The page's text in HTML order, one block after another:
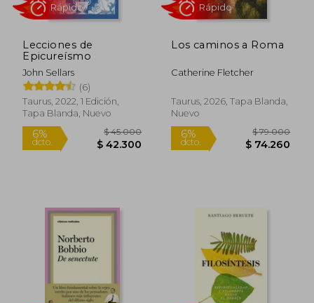
6%
dcto.
45%
dcto.
$
Rápido
Lecciones de
Epicureísmo
John Sellars
(6)
Taurus, 2022, 1 Edición,
Tapa Blanda, Nuevo
Los caminos a Roma
Catherine Fletcher
Taurus, 2026, Tapa Blanda,
Nuevo